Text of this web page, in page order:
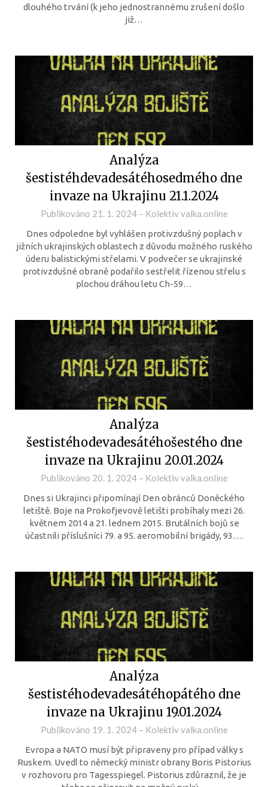
dlouhého trvání (k jeho jednostrannému zrušení došlo
již…
Analýza
šestistéhdevadesátéhosedmého dne
invaze na Ukrajinu 21.1.2024
Publikováno 21. 1. 2024– Kolektiv valka.online
Dnes odpoledne byl vyhlášen protivzdušný poplach v
jižních ukrajinských oblastech z důvodu možného ruského
úderu balistickými střelami. V podvečer se ukrajinské
protivzdušné obraně podařilo sestřelit řízenou střelu s
plochou dráhou letu Ch-59…
Analýza
šestistéhodevadesátéhošestého dne
invaze na Ukrajinu 20.01.2024
Publikováno 20. 1. 2024– Kolektiv valka.online
Dnes si Ukrajinci připomínají Den obránců Doněckého
letiště. Boje na Prokofjevově letišti probíhaly mezi 26.
květnem 2014 a 21. lednem 2015. Brutálních bojů se
účastnili příslušníci 79. a 95. aeromobilní brigády, 93….
Analýza
šestistéhodevadesátéhopátého dne
invaze na Ukrajinu 19.01.2024
Publikováno 19. 1. 2024– Kolektiv valka.online
Evropa a NATO musí být připraveny pro případ války s
Ruskem. Uvedl to německý ministr obrany Boris Pistorius
v rozhovoru pro Tagesspiegel. Pistorius zdůraznil, že je